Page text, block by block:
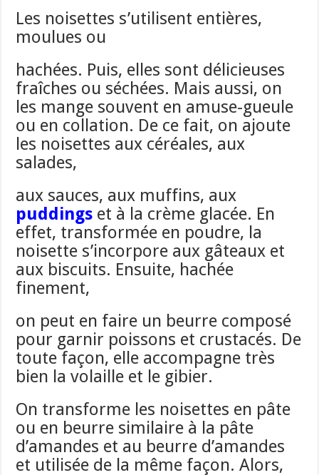
Les noisettes s’utilisent entières,
moulues ou
hachées. Puis, elles sont délicieuses
fraîches ou séchées. Mais aussi, on
les mange souvent en amuse-gueule
ou en collation. De ce fait, on ajoute
les noisettes aux céréales, aux
salades,
aux sauces, aux muffins, aux
puddings et à la crème glacée. En
effet, transformée en poudre, la
noisette s’incorpore aux gâteaux et
aux biscuits. Ensuite, hachée
finement,
on peut en faire un beurre composé
pour garnir poissons et crustacés. De
toute façon, elle accompagne très
bien la volaille et le gibier.
On transforme les noisettes en pâte
ou en beurre similaire à la pâte
d’amandes et au beurre d’amandes
et utilisée de la même façon. Alors,